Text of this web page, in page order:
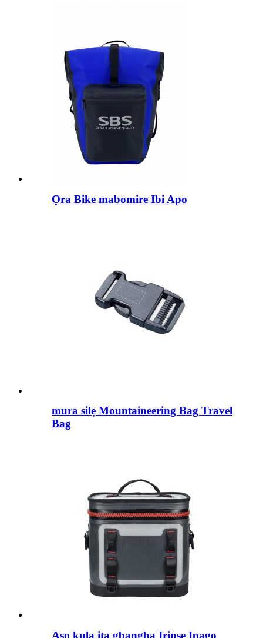
Ọra Bike mabomire Ibi Apo
mura silẹ Mountaineering Bag Travel
Bag
Asọ kula ita gbangba Irinse Ipago